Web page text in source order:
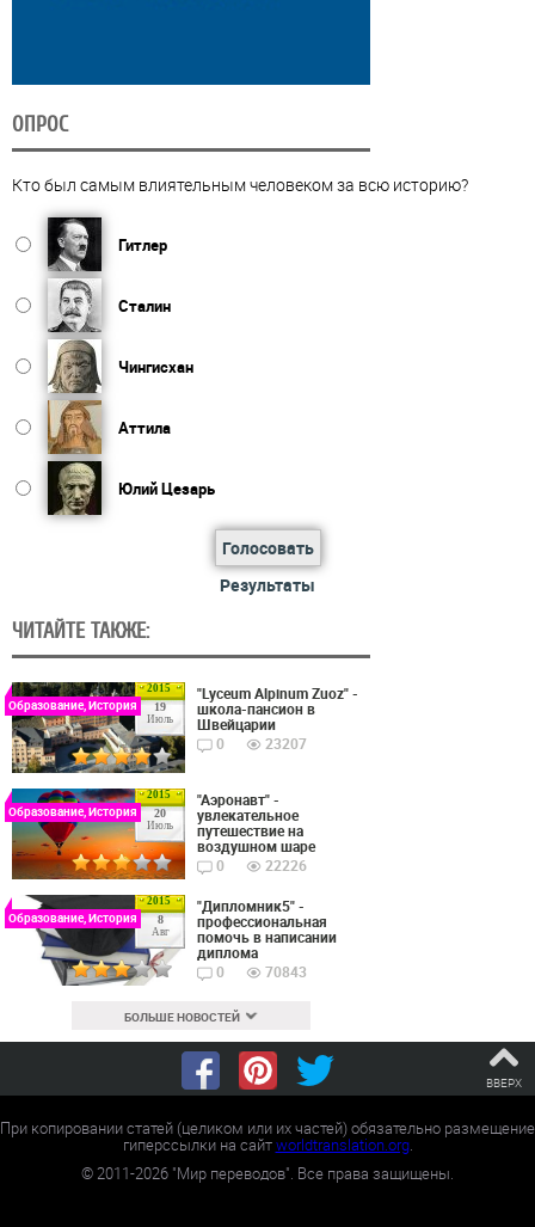
ОПРОС
Кто был самым влиятельным человеком за всю историю?
Гитлер
Сталин
Чингисхан
Аттила
Юлий Цезарь
Голосовать
Результаты
ЧИТАЙТЕ ТАКЖЕ:
2015
19
Июль
Образование, История
"Lyceum Alpinum Zuoz" -
школа-пансион в
Швейцарии
0
23207
2015
20
Июль
Образование, История
"Аэронавт" -
увлекательное
путешествие на
воздушном шаре
0
22226
2015
8
Авг
Образование, История
"Дипломник5" -
профессиональная
помочь в написании
диплома
0
70843
БОЛЬШЕ НОВОСТЕЙ
ВВЕРХ
При копировании статей (целиком или их частей) обязательно размещение
гиперссылки на сайтworldtranslation.org.
©2011-2026 "Мир переводов". Все права защищены.